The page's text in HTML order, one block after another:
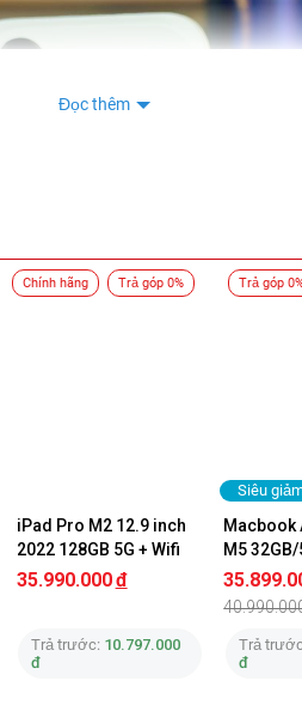
iPhone Air 512 GB.
Đọc thêm
Chính hãng Trả góp 0%
iPad Pro M2 12.9 inch
2022 128GB 5G + Wifi
Chính Hãng Apple
35.990.000đ
Trả trước: 10.797.000
đ
Trả góp
Siêu
Macbook
M5
Hãng
Trả
đ